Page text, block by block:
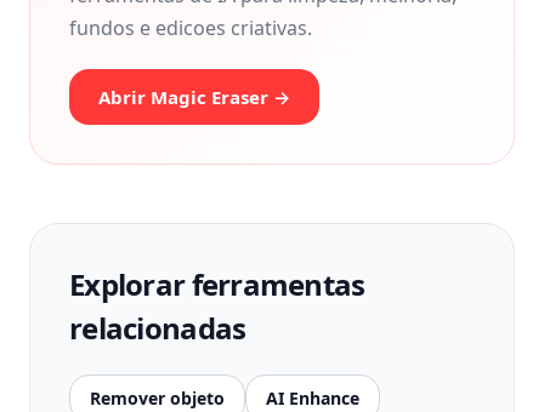
fundos e edicoes criativas.
Abrir Magic Eraser →
Explorar ferramentas
relacionadas
Remover objeto AI Enhance